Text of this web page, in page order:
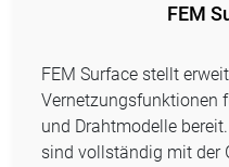
FEM
FEM Surface stellt
Vernetzungsfunktionen
und Drahtmodelle
sind vollständig mit der